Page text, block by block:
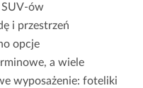
ów
i przestrzeń
opcje
a wiele
wyposażenie: foteliki